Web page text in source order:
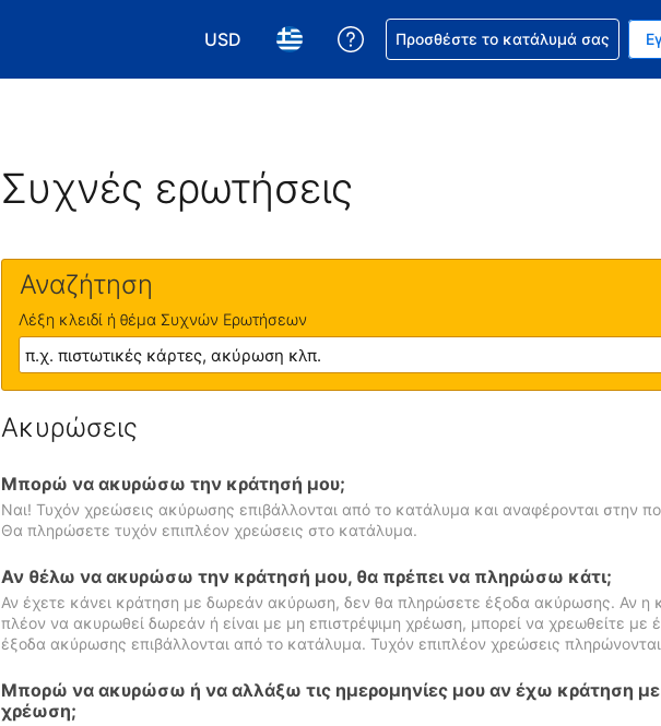
USD
Επιλέξτε το νόμισμά σας. Το τωρινό σας νόμισμα
Επιλέξτε τη γλώσσα σας. Η τωρινή σας
Βοήθεια για την κράτησή σας
Προσθέστε το κατάλυμά σας
Συχνές ερωτήσεις
Αναζήτηση
Λέξη κλειδί ή θέμα Συχνών Ερωτήσεων
Ακυρώσεις
Μπορώ να ακυρώσω την κράτησή μου;
Ναι! Τυχόν χρεώσεις ακύρωσης επιβάλλονται από το κατάλυμα και αναφέρονται στην
Θα πληρώσετε τυχόν επιπλέον χρεώσεις στο κατάλυμα.
Αν θέλω να ακυρώσω την κράτησή μου, θα πρέπει να πληρώσω κάτι;
Αν έχετε κάνει κράτηση με δωρεάν ακύρωση, δεν θα πληρώσετε έξοδα ακύρωσης. Αν η
πλέον να ακυρωθεί δωρεάν ή είναι με μη επιστρέψιμη χρέωση, μπορεί να χρεωθείτε με
έξοδα ακύρωσης επιβάλλονται από το κατάλυμα. Τυχόν επιπλέον χρεώσεις
Μπορώ να ακυρώσω ή να αλλάξω τις ημερομηνίες μου αν έχω κράτηση με
χρέωση;